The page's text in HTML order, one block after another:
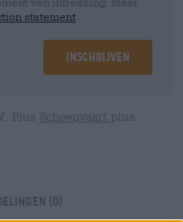
statement
Inschrijven
Plus Scheepvaart plus
(0)